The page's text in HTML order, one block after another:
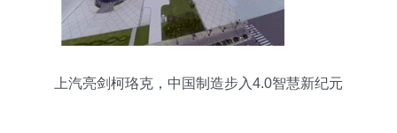
上汽亮剑柯珞克，中国制造步入4.0智慧新纪元